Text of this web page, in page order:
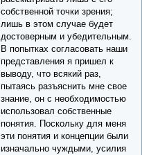
собственной точки зрения;
лишь в этом случае будет
достоверным и убедительным.
В попытках согласовать наши
представления я пришел к
выводу, что всякий раз,
пытаясь разъяснить мне свое
знание, он с необходимостью
использовал собственные
понятия. Поскольку для меня
эти понятия и концепции были
изначально чуждыми, усилия